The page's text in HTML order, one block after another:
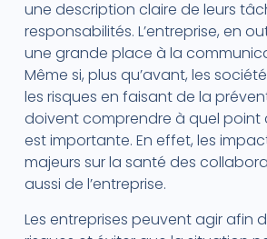
une description claire de leurs
responsabilités. L’entreprise, en
une grande place à la
Même si, plus qu’avant, les
les risques en faisant de la
doivent comprendre à quel point
est importante. En effet, les
majeurs sur la santé des
aussi de l’entreprise.
Les entreprises peuvent agir afin